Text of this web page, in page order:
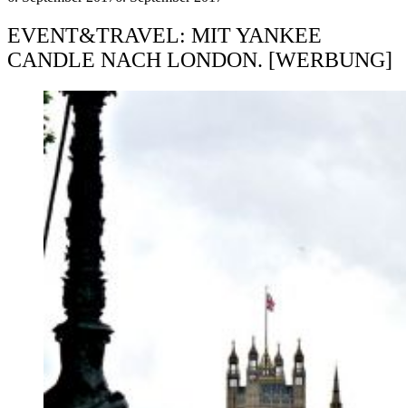
EVENT&TRAVEL: MIT YANKEE
CANDLE NACH LONDON. [WERBUNG]